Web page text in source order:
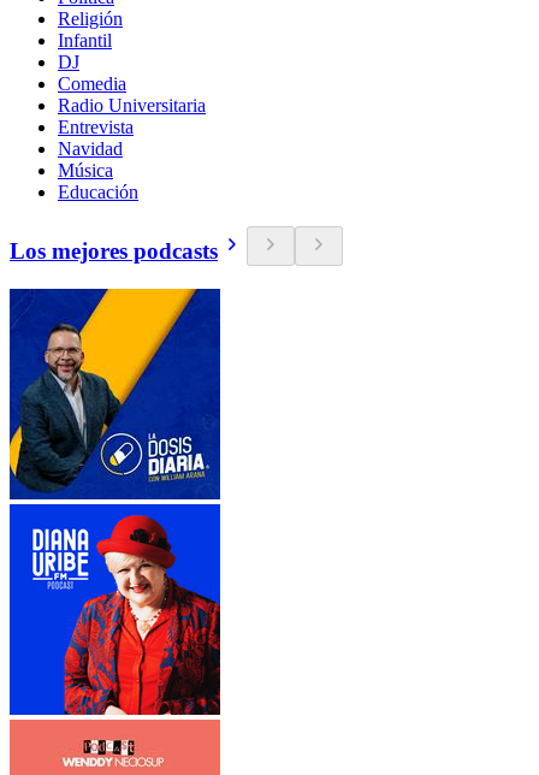
Religión
Infantil
DJ
Comedia
Radio Universitaria
Entrevista
Navidad
Música
Educación
Los mejores podcasts